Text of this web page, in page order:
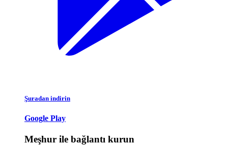
Şuradan indirin
Google Play
Meşhur ile bağlantı kurun